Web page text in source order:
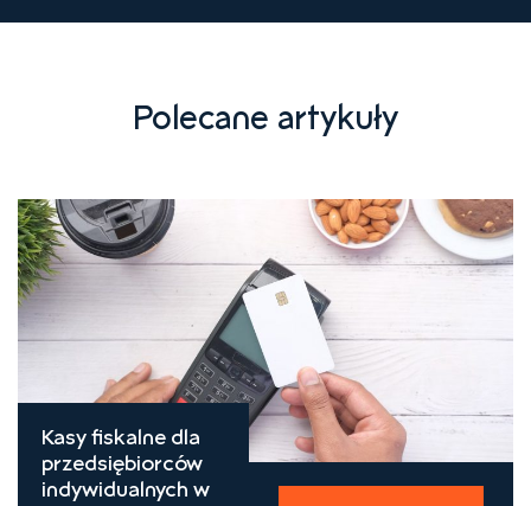
Polecane artykuły
Kasy fiskalne dla
przedsiębiorców
indywidualnych w